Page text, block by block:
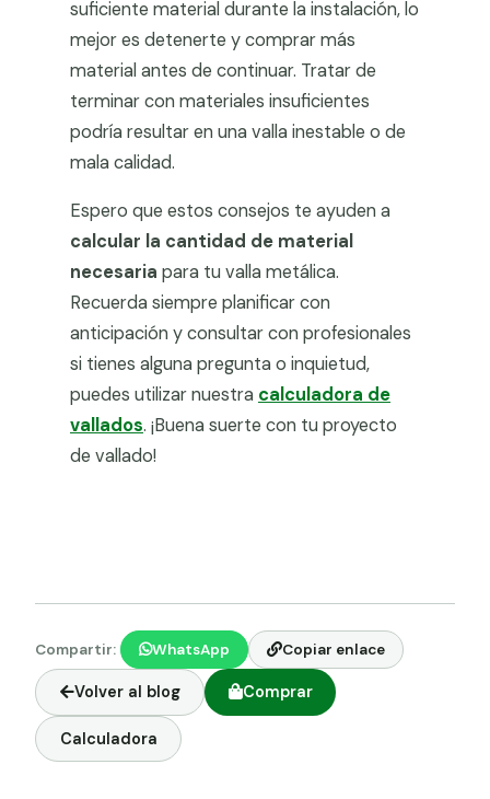
suficiente material durante la instalación, lo
mejor es detenerte y comprar más
material antes de continuar. Tratar de
terminar con materiales insuficientes
podría resultar en una valla inestable o de
mala calidad.
Espero que estos consejos te ayuden a
calcular la cantidad de material
necesaria para tu valla metálica.
Recuerda siempre planificar con
anticipación y consultar con profesionales
si tienes alguna pregunta o inquietud,
puedes utilizar nuestra calculadora de
vallados. ¡Buena suerte con tu proyecto
de vallado!
Compartir: WhatsApp Copiar enlace
Volver al blog Comprar
Calculadora